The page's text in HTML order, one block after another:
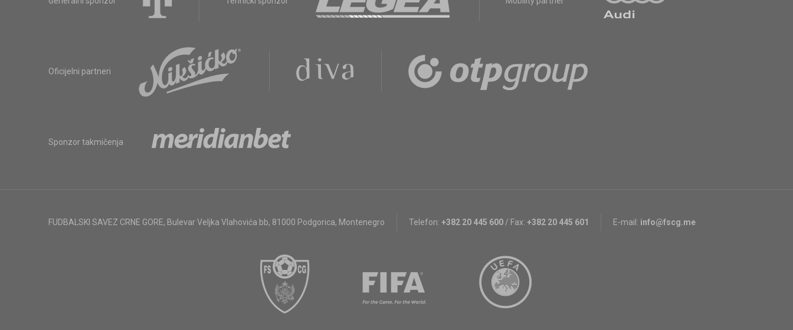
Oficijelni partneri
Sponzor takmičenja
FUDBALSKI SAVEZ CRNE GORE, Bulevar Veljka Vlahovića bb, 81000 Podgorica, Montenegro Telefon: +382 20 445 600 / Fax: +382 20 445 601 E-mail: info@fscg.me